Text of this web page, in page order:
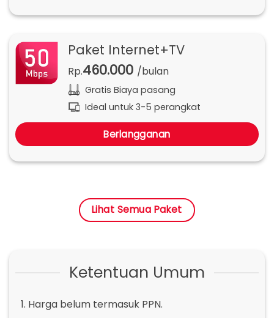
Paket Internet+TV
Rp.460.000 /bulan
Gratis Biaya pasang
Ideal untuk 3-5 perangkat
Berlangganan
Lihat Semua Paket
Ketentuan Umum
Harga belum termasuk PPN.